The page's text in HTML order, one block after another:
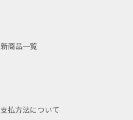
新商品一覧
支払方法について